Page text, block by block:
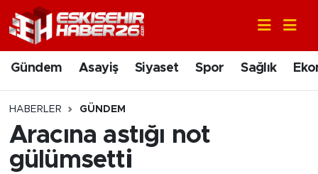
Gündem Asayiş Siyaset Spor Sağlık
HABERLER GÜNDEM
Aracına astığı not
gülümsetti
Gündem
Asayiş
Spor
Nöbetçi Eczaneler
Hava Durumu
Süper Lig Puan Durumu ve Fikstür